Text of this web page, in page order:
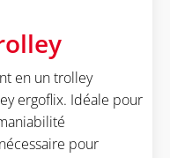
en un trolley
ergoflix. Idéale pour
pour